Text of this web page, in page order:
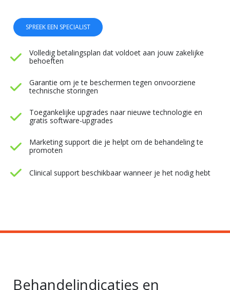
SPREEK EEN SPECIALIST
Volledig betalingsplan dat voldoet aan jouw zakelijke
behoeften
Garantie om je te beschermen tegen onvoorziene
technische storingen
Toegankelijke upgrades naar nieuwe technologie en
gratis software-upgrades
Marketing support die je helpt om de behandeling te
promoten
Clinical support beschikbaar wanneer je het nodig hebt
Behandelindicaties en